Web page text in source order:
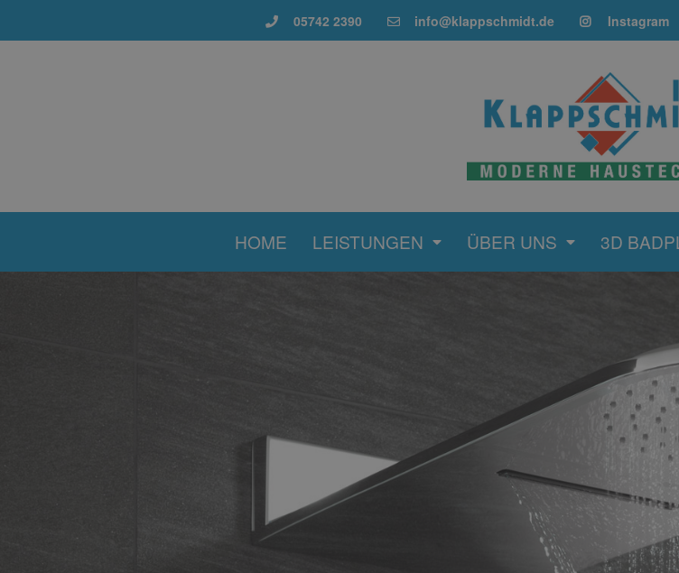
05742 2390 info@klappschmidt.de Instagram
HOME LEISTUNGEN ÜBER UNS 3D